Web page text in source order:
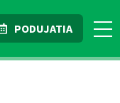
PODUJATIA